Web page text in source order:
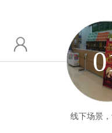
线下场景